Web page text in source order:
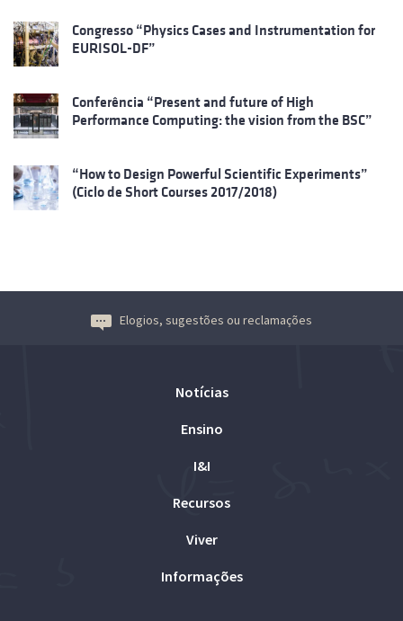
Congresso “Physics Cases and Instrumentation for
EURISOL-DF”
Conferência “Present and future of High
Performance Computing: the vision from the BSC”
“How to Design Powerful Scientific Experiments”
(Ciclo de Short Courses 2017/2018)
Elogios, sugestões ou reclamações
Notícias
Ensino
I&I
Recursos
Viver
Informações